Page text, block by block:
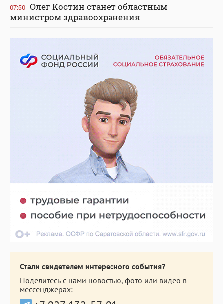
07:50 Олег Костин станет областным
министром здравоохранения
Стали свидетелем интересного события?
Поделитесь с нами новостью, фото или видео в
мессенджерах: